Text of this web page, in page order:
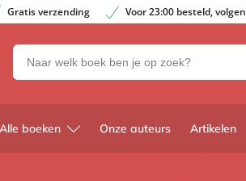
Gratis verzending Voor 23:00 besteld,
Zoeken
naar
en
uitgevers
Alle boeken Onze auteurs Artikelen